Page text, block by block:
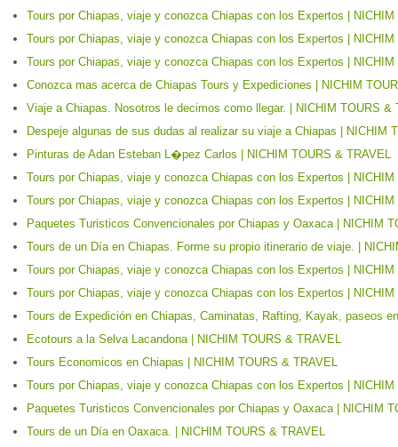
Tours por Chiapas, viaje y conozca Chiapas con los Expertos |
Tours por Chiapas, viaje y conozca Chiapas con los Expertos |
Tours por Chiapas, viaje y conozca Chiapas con los Expertos |
Conozca mas acerca de Chiapas Tours y Expediciones | NICHIM
Viaje a Chiapas. Nosotros le decimos como llegar. | NICHIM TOURS &
Despeje algunas de sus dudas al realizar su viaje a Chiapas | NICHIM
Pinturas de Adan Esteban L�pez Carlos | NICHIM TOURS & TRAVEL
Tours por Chiapas, viaje y conozca Chiapas con los Expertos |
Tours por Chiapas, viaje y conozca Chiapas con los Expertos |
Paquetes Turisticos Convencionales por Chiapas y Oaxaca | NICHIM
Tours de un Día en Chiapas. Forme su propio itinerario de viaje. |
Tours por Chiapas, viaje y conozca Chiapas con los Expertos |
Tours por Chiapas, viaje y conozca Chiapas con los Expertos |
Tours de Expedición en Chiapas, Caminatas, Rafting, Kayak, paseos
Ecotours a la Selva Lacandona | NICHIM TOURS & TRAVEL
Tours Economicos en Chiapas | NICHIM TOURS & TRAVEL
Tours por Chiapas, viaje y conozca Chiapas con los Expertos |
Paquetes Turisticos Convencionales por Chiapas y Oaxaca | NICHIM
Tours de un Día en Oaxaca. | NICHIM TOURS & TRAVEL